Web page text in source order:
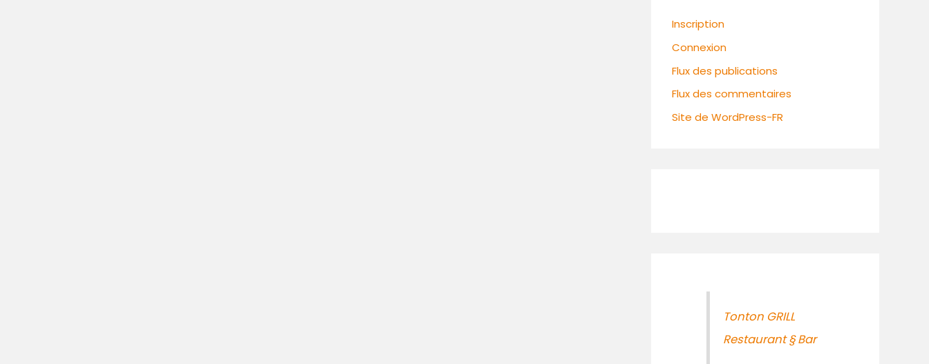
Inscription
Connexion
Flux des publications
Flux des commentaires
Site de WordPress-FR
Tonton GRILL
Restaurant § Bar